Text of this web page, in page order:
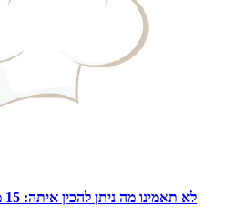
לא תאמינו מה ניתן להכין איתה: 15 מתכונים יצירתיים עם כרובית